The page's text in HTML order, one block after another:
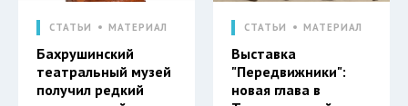
СТАТЬИ МАТЕРИАЛ
Бахрушинский
театральный музей
получил редкий
СТАТЬИ МАТЕРИАЛ
Выставка
"Передвижники":
новая глава в